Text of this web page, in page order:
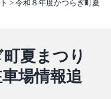
> 令和８年度かつらぎ町夏
夏まつり
場情報追